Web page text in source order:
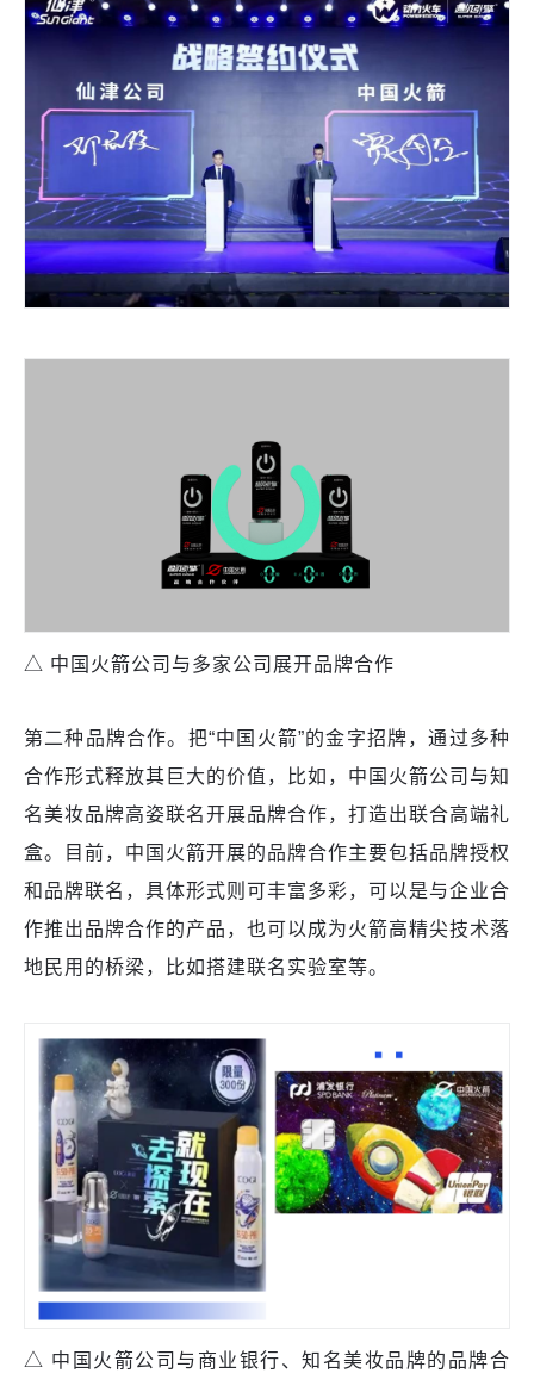
△ 中国火箭公司与多家公司展开品牌合作
第二种品牌合作。把“中国火箭”的金字招牌，通过多种
合作形式释放其巨大的价值，比如，中国火箭公司与知
名美妆品牌高姿联名开展品牌合作，打造出联合高端礼
盒。目前，中国火箭开展的品牌合作主要包括品牌授权
和品牌联名，具体形式则可丰富多彩，可以是与企业合
作推出品牌合作的产品，也可以成为火箭高精尖技术落
地民用的桥梁，比如搭建联名实验室等。
△ 中国火箭公司与商业银行、知名美妆品牌的品牌合